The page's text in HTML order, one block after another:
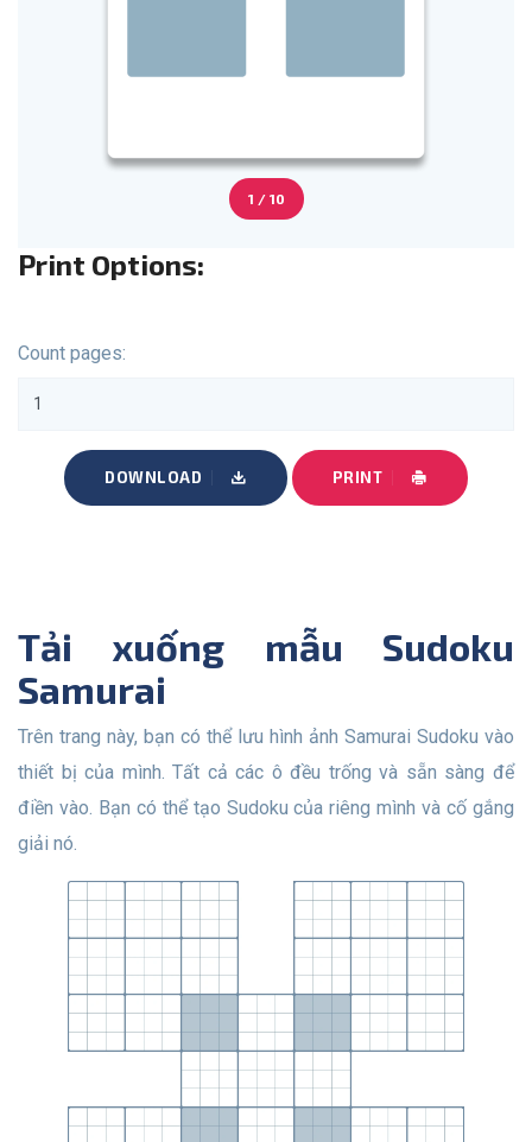
1 / 10
Print Options:
Count pages:
DOWNLOAD PRINT
Tải xuống mẫu Sudoku
Samurai
Trên trang này, bạn có thể lưu hình ảnh Samurai Sudoku vào
thiết bị của mình. Tất cả các ô đều trống và sẵn sàng để
điền vào. Bạn có thể tạo Sudoku của riêng mình và cố gắng
giải nó.